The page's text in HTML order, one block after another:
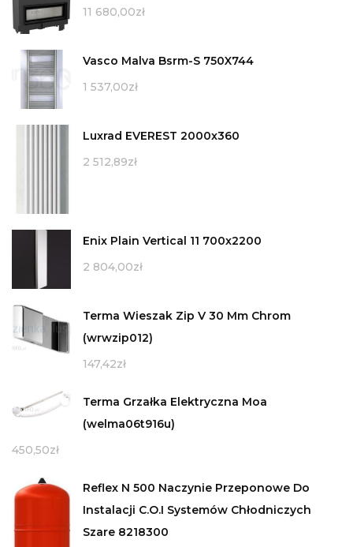
11 680,00zł
Vasco Malva Bsrm-S 750X744
1 537,00zł
Luxrad EVEREST 2000x360
2 512,89zł
Enix Plain Vertical 11 700x2200
2 804,00zł
Terma Wieszak Zip V 30 Mm Chrom
(wrwzip012)
147,42zł
Terma Grzałka Elektryczna Moa
(welma06t916u)
450,50zł
Reflex N 500 Naczynie Przeponowe Do
Instalacji C.O.I Systemów Chłodniczych
Szare 8218300